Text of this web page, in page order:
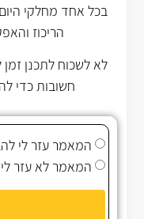
בכל אחד מחלקי
הריכוז
לא לשכוח לתכנן
חשובות כדי
המאמר עזר לי
המאמר לא עזר לי